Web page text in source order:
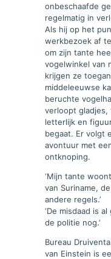
onbeschaafde
regelmatig in
Als hij op het
werkbezoek af
om zijn tante
vogelwinkel van
krijgen ze
middeleeuwse
beruchte
verloopt
letterlijk en
begaat. Er volgt
avontuur met
ontknoping.
‘Mijn tante
van Suriname,
andere regels.’
‘De misdaad is
de politie nog.’
Bureau
van Einstein is